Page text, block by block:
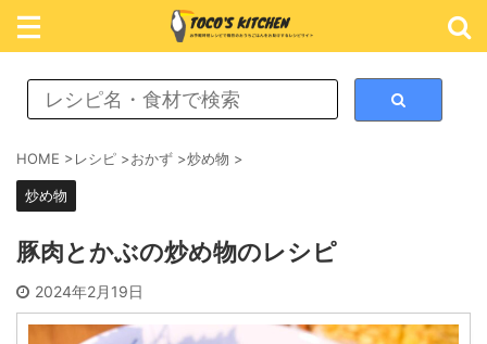
レシピ検索
HOME >レシピ >おかず >炒め物 >
炒め物
豚肉とかぶの炒め物のレシピ
2024年2月19日